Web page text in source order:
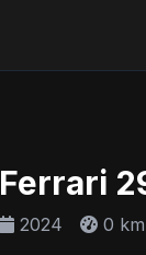
Ferrari
2024 0 km